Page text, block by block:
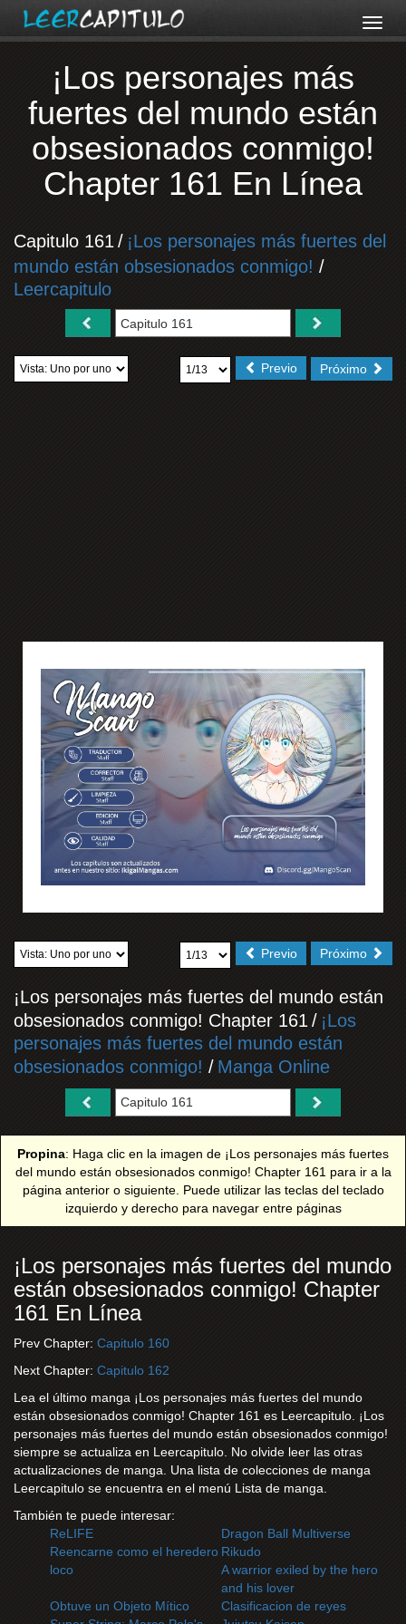
¡Los personajes más
fuertes del mundo están
obsesionados conmigo!
Chapter 161 En Línea
Capitulo 161 / ¡Los personajes más fuertes del
mundo están obsesionados conmigo! /
Leercapitulo
Próximo
Previo
Próximo
Previo
¡Los personajes más fuertes del mundo están
obsesionados conmigo! Chapter 161 / ¡Los
personajes más fuertes del mundo están
obsesionados conmigo! / Manga Online
Propina: Haga clic en la imagen de ¡Los personajes más fuertes
del mundo están obsesionados conmigo! Chapter 161 para ir a la
página anterior o siguiente. Puede utilizar las teclas del teclado
izquierdo y derecho para navegar entre páginas
¡Los personajes más fuertes del mundo
están obsesionados conmigo! Chapter
161 En Línea
Prev Chapter: Capitulo 160
Next Chapter: Capitulo 162
Lea el último manga ¡Los personajes más fuertes del mundo
están obsesionados conmigo! Chapter 161 es Leercapitulo. ¡Los
personajes más fuertes del mundo están obsesionados conmigo!
siempre se actualiza en Leercapitulo. No olvide leer las otras
actualizaciones de manga. Una lista de colecciones de manga
Leercapitulo se encuentra en el menú Lista de manga.
También te puede interesar:
ReLIFE
Dragon Ball Multiverse
Reencarne como el heredero
loco
Rikudo
A warrior exiled by the hero
and his lover
Obtuve un Objeto Mítico
Clasificacion de reyes